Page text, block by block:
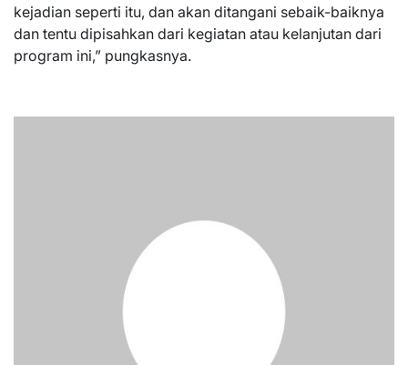
kejadian seperti itu, dan akan ditangani sebaik-baiknya
dan tentu dipisahkan dari kegiatan atau kelanjutan dari
program ini,” pungkasnya.